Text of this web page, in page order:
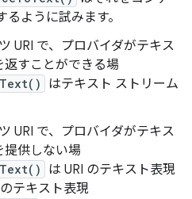
るように試みます。
URI で、プロバイダがテキス
返すことができる場
はテキスト ストリーム
URI で、プロバイダがテキス
提供しない場
は URI のテキスト表現
テキスト表現